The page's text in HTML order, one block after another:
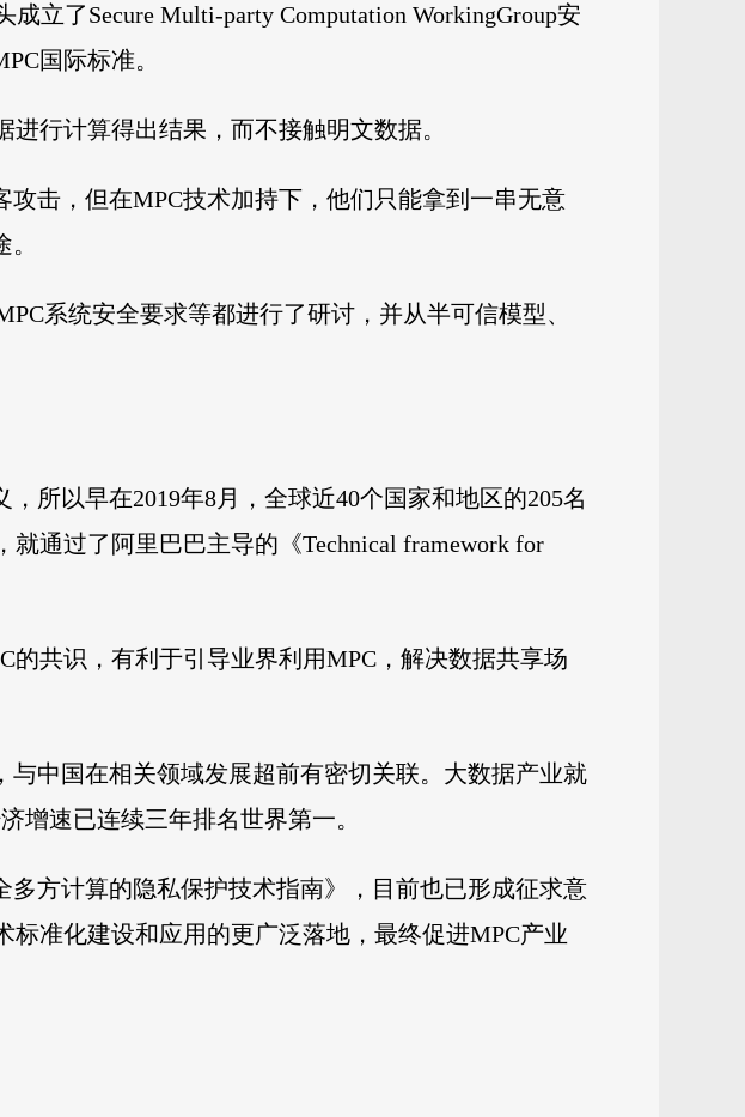
立了Secure Multi-party Computation WorkingGroup安
国际标准。
行计算得出结果，而不接触明文数据。
击，但在MPC技术加持下，他们只能拿到一串无意
系统安全要求等都进行了研讨，并从半可信模型、
所以早在2019年8月，全球近40个国家和地区的205名
通过了阿里巴巴主导的《Technical framework for
共识，有利于引导业界利用MPC，解决数据共享场
中国在相关领域发展超前有密切关联。大数据产业就
增速已连续三年排名世界第一。
方计算的隐私保护技术指南》，目前也已形成征求意
准化建设和应用的更广泛落地，最终促进MPC产业